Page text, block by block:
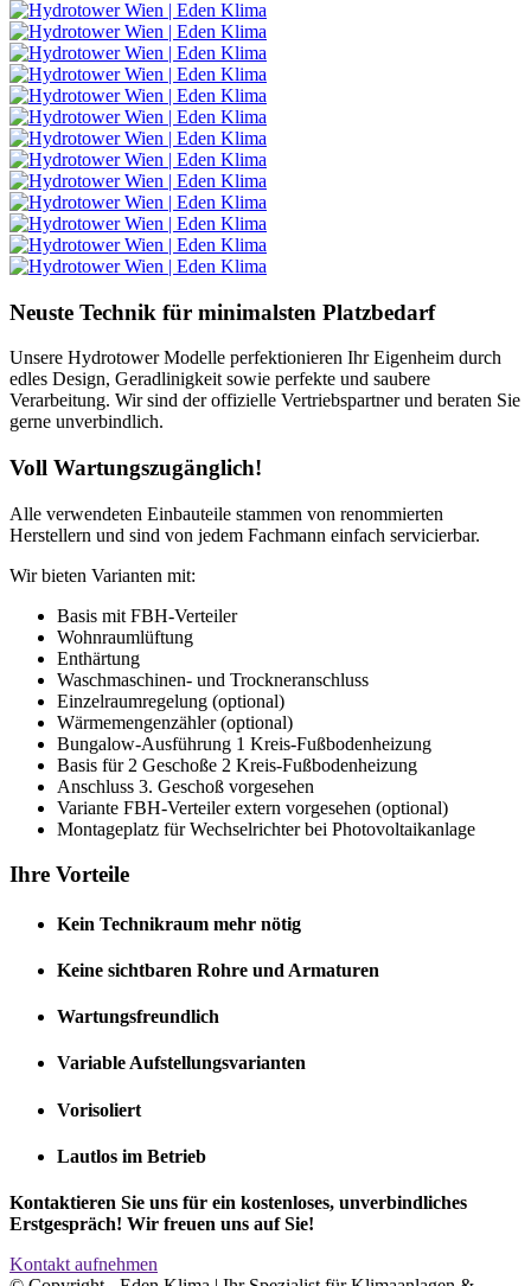
Neuste Technik für minimalsten Platzbedarf
Unsere Hydrotower Modelle perfektionieren Ihr Eigenheim durch
edles Design, Geradlinigkeit sowie perfekte und saubere
Verarbeitung. Wir sind der offizielle Vertriebspartner und beraten Sie
gerne unverbindlich.
Voll Wartungszugänglich!
Alle verwendeten Einbauteile stammen von renommierten
Herstellern und sind von jedem Fachmann einfach servicierbar.
Wir bieten Varianten mit:
Basis mit FBH-Verteiler
Wohnraumlüftung
Enthärtung
Waschmaschinen- und Trockneranschluss
Einzelraumregelung (optional)
Wärmemengenzähler (optional)
Bungalow-Ausführung 1 Kreis-Fußbodenheizung
Basis für 2 Geschoße 2 Kreis-Fußbodenheizung
Anschluss 3. Geschoß vorgesehen
Variante FBH-Verteiler extern vorgesehen (optional)
Montageplatz für Wechselrichter bei Photovoltaikanlage
Ihre Vorteile
Kein Technikraum mehr nötig
Keine sichtbaren Rohre und Armaturen
Wartungsfreundlich
Variable Aufstellungsvarianten
Vorisoliert
Lautlos im Betrieb
Kontaktieren Sie uns für ein kostenloses, unverbindliches
Erstgespräch! Wir freuen uns auf Sie!
Kontakt aufnehmen